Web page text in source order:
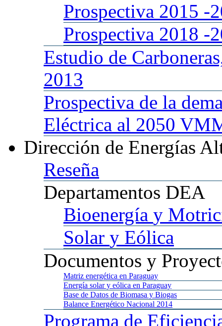
Prospectiva 2015 -
Prospectiva 2018 -
Estudio de
2013
Prospectiva de la
Eléctrica al 2050
Dirección de Energías
Reseña
Departamentos DEA
Bioenergía y
Solar y Eólica
Documentos y
Matriz energética en Paraguay
Energía solar y eólica en Paraguay
Base de Datos de Biomasa y Biogas
Balance Energético Nacional 2014
Programa de